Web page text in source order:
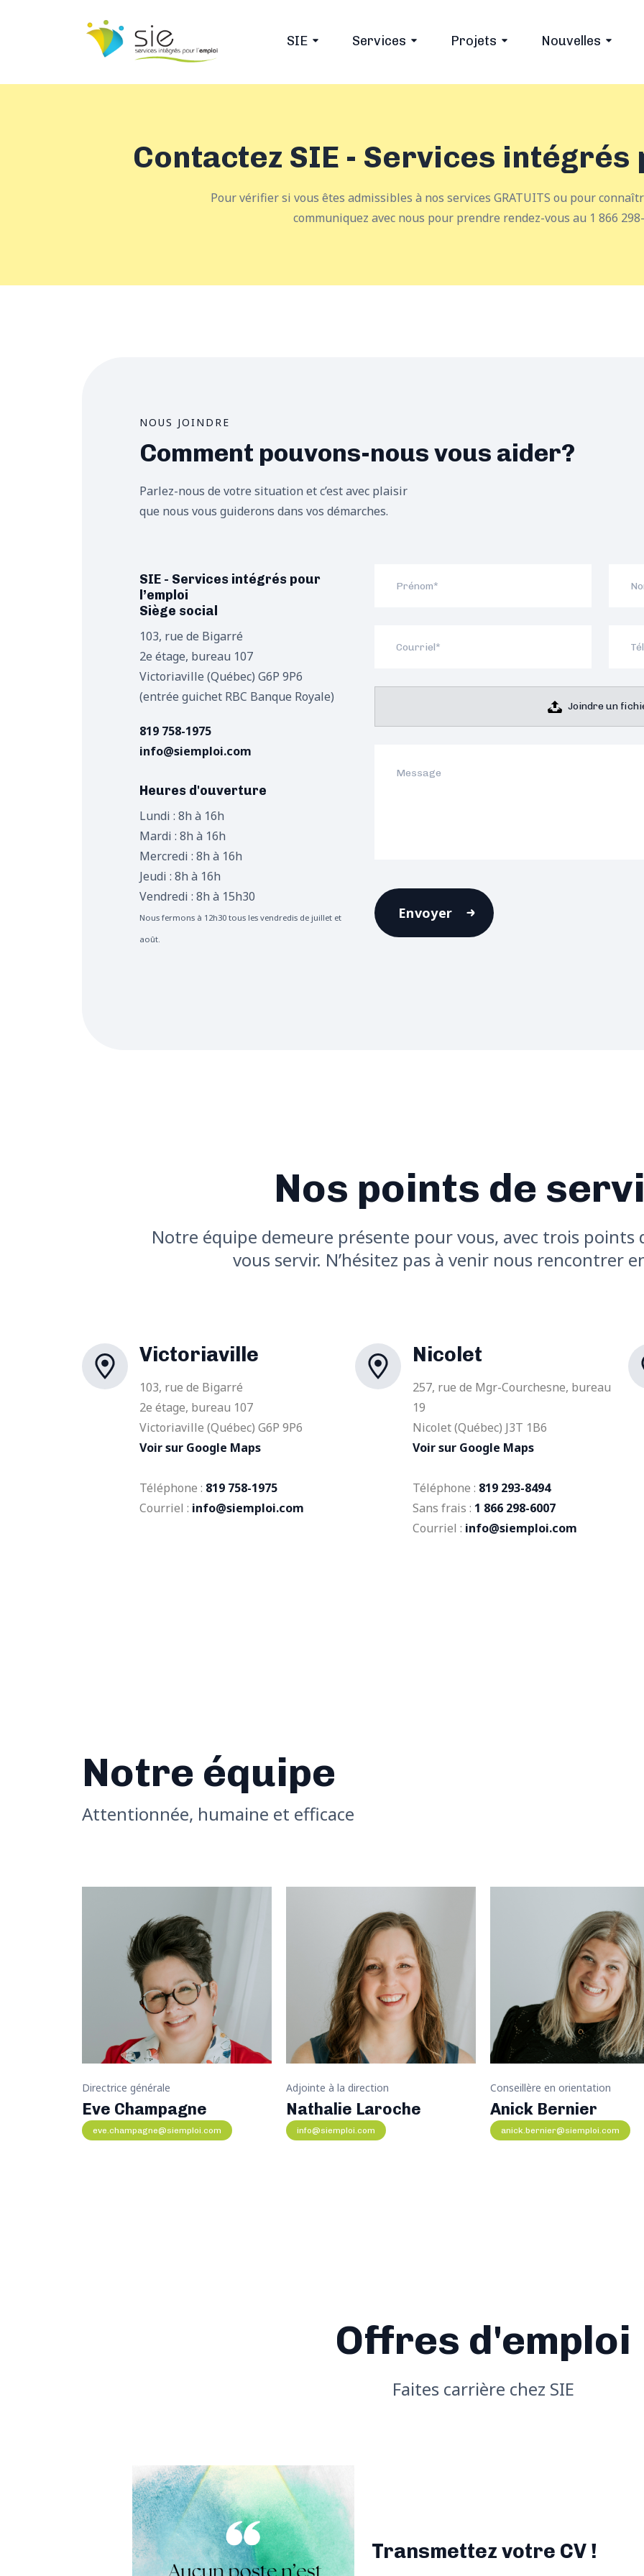
SIE Services Projets Nouvelles
Contactez SIE - Services intégrés
Pour vérifier si vous êtes admissibles à nos services GRATUITS ou pour
communiquez avec nous pour prendre rendez-vous au 1 866
NOUS JOINDRE
Comment pouvons-nous vous aider?
Parlez-nous de votre situation et c’est avec plaisir
que nous vous guiderons dans vos démarches.
SIE - Services intégrés pour
l’emploi
Siège social
103, rue de Bigarré
2e étage, bureau 107
Victoriaville (Québec) G6P 9P6
(entrée guichet RBC Banque Royale)
819 758-1975
info@siemploi.com
Heures d'ouverture
Lundi : 8h à 16h
Mardi : 8h à 16h
Mercredi : 8h à 16h
Jeudi : 8h à 16h
Vendredi : 8h à 15h30
Nous fermons à 12h30 tous les vendredis de juillet et
août.
Joindre un
Envoyer
Nos points de
Notre équipe demeure présente pour vous, avec trois points
vous servir. N’hésitez pas à venir nous rencontrer
Victoriaville
103, rue de Bigarré
2e étage, bureau 107
Victoriaville (Québec) G6P 9P6
Voir sur Google Maps
Téléphone : 819 758-1975
Courriel : info@siemploi.com
Nicolet
257, rue de Mgr-Courchesne, bureau
19
Nicolet (Québec) J3T 1B6
Voir sur Google Maps
Téléphone : 819 293-8494
Sans frais : 1 866 298-6007
Courriel : info@siemploi.com
Notre équipe
Attentionnée, humaine et efficace
Directrice générale
Eve Champagne
eve.champagne@siemploi.com
Adjointe à la direction
Nathalie Laroche
info@siemploi.com
Conseillère en orientation
Anick Bernier
anick.bernier@siemploi.com
Offres d'emploi
Faites carrière chez SIE
Transmettez votre CV !